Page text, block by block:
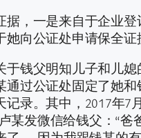
据，一是来自于企业登
她向公证处申请保全证
于钱父明知儿子和儿媳
通过公证处固定了她和
记录。其中，2017年7
某发微信给钱父：“爸